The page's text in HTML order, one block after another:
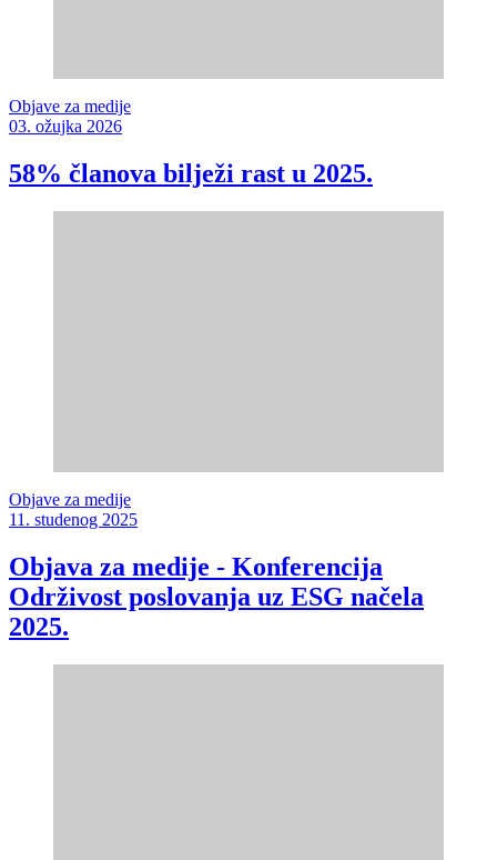
Objave za medije
03. ožujka 2026
58% članova bilježi rast u 2025.
Objave za medije
11. studenog 2025
Objava za medije - Konferencija
Održivost poslovanja uz ESG načela
2025.